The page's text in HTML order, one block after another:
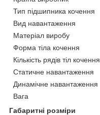
Тип підшипника кочення
Вид навантаження
Матеріал виробу
Форма тіла кочення
Кількість рядів тіл кочення
Статичне навантаження
Динамічне навантаження
Вага
Габаритні розміри